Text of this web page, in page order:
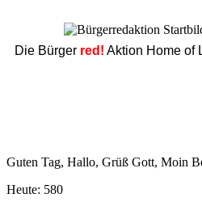
Die Bürger red! Aktion Home of
Guten Tag, Hallo, Grüß Gott, Moin
Heute: 580